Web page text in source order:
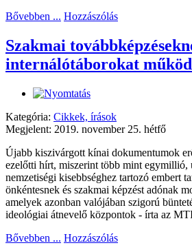
Bővebben ... Hozzászólás
Szakmai
internálótáborokat
Kategória: Cikkek, írások
Megjelent: 2019. november 25. hétfő
Újabb kiszivárgott kínai dokumentumok
ezelőtti hírt, miszerint több mint egymillió,
nemzetiségi kisebbséghez tartozó embert
önkéntesnek és szakmai képzést adónak
amelyek azonban valójában szigorú
ideológiai átnevelő központok - írta az
Bővebben ... Hozzászólás